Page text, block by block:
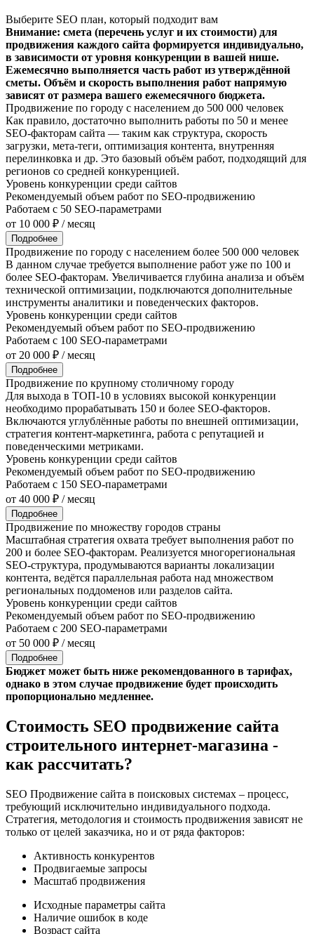
Выберите SEO план, который подходит вам
Внимание: смета (перечень услуг и их стоимости) для
продвижения каждого сайта формируется индивидуально,
в зависимости от уровня конкуренции в вашей нише.
Ежемесячно выполняется часть работ из утверждённой
сметы. Объём и скорость выполнения работ напрямую
зависят от размера вашего ежемесячного бюджета.
Продвижение по городу с населением до 500 000 человек
Как правило, достаточно выполнить работы по 50 и менее
SEO-факторам сайта — таким как структура, скорость
загрузки, мета-теги, оптимизация контента, внутренняя
перелинковка и др. Это базовый объём работ, подходящий для
регионов со средней конкуренцией.
Уровень конкуренции среди сайтов
Рекомендуемый объем работ по SEO-продвижению
Работаем с 50 SEO-параметрами
от 10 000 ₽ / месяц
Подробнее
Продвижение по городу с населением более 500 000 человек
В данном случае требуется выполнение работ уже по 100 и
более SEO-факторам. Увеличивается глубина анализа и объём
технической оптимизации, подключаются дополнительные
инструменты аналитики и поведенческих факторов.
Уровень конкуренции среди сайтов
Рекомендуемый объем работ по SEO-продвижению
Работаем с 100 SEO-параметрами
от 20 000 ₽ / месяц
Подробнее
Продвижение по крупному столичному городу
Для выхода в ТОП-10 в условиях высокой конкуренции
необходимо прорабатывать 150 и более SEO-факторов.
Включаются углублённые работы по внешней оптимизации,
стратегия контент-маркетинга, работа с репутацией и
поведенческими метриками.
Уровень конкуренции среди сайтов
Рекомендуемый объем работ по SEO-продвижению
Работаем с 150 SEO-параметрами
от 40 000 ₽ / месяц
Подробнее
Продвижение по множеству городов страны
Масштабная стратегия охвата требует выполнения работ по
200 и более SEO-факторам. Реализуется многорегиональная
SEO-структура, продумываются варианты локализации
контента, ведётся параллельная работа над множеством
региональных поддоменов или разделов сайта.
Уровень конкуренции среди сайтов
Рекомендуемый объем работ по SEO-продвижению
Работаем с 200 SEO-параметрами
от 50 000 ₽ / месяц
Подробнее
Бюджет может быть ниже рекомендованного в тарифах,
однако в этом случае продвижение будет происходить
пропорционально медленнее.
Стоимость SEO продвижение сайта
строительного интернет-магазина -
как рассчитать?
SEO Продвижение сайта в поисковых системах – процесс,
требующий исключительно индивидуального подхода.
Стратегия, методология и стоимость продвижения зависят не
только от целей заказчика, но и от ряда факторов:
Активность конкурентов
Продвигаемые запросы
Масштаб продвижения
Исходные параметры сайта
Наличие ошибок в коде
Возраст сайта